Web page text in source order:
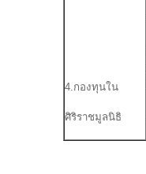
4.กองทุนใน
ศิริราชมูลนิธิ